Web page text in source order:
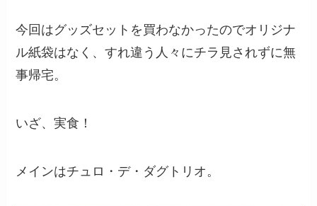
今回はグッズセットを買わなかったのでオリジナ
ル紙袋はなく、すれ違う人々にチラ見されずに無
事帰宅。
いざ、実食！
メインはチュロ・デ・ダグトリオ。